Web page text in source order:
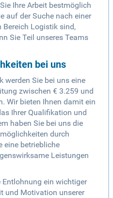
Ihre Arbeit bestmöglich
auf der Suche nach einer
Bereich Logistik sind,
Sie Teil unseres Teams
bei uns
werden Sie bei uns eine
zwischen € 3.259 und
Wir bieten Ihnen damit ein
Ihrer Qualifikation und
haben Sie bei uns die
durch
eine betriebliche
Leistungen
ein wichtiger
und Motivation unserer